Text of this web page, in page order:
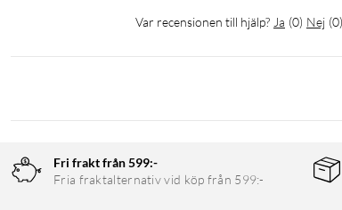
Var recensionen till hjälp? Ja (0) Nej (0)
Fri frakt från 599:-
Fria fraktalternativ vid köp från 599:-